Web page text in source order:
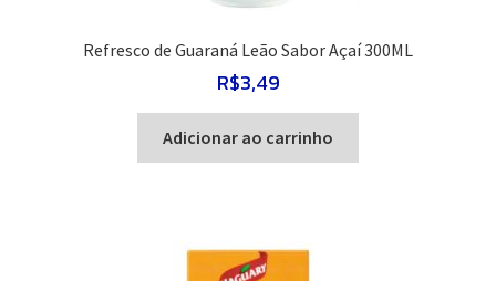
Refresco de Guaraná Leão Sabor Açaí 300ML
R$3,49
Adicionar ao carrinho